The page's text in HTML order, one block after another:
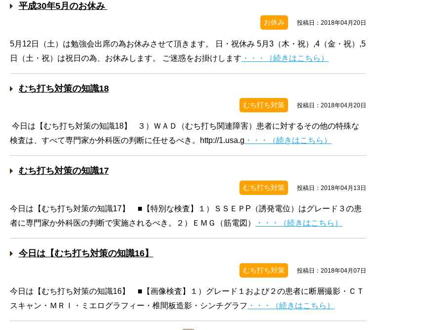
平成30年5月のお休み
お休み 投稿日：2018年04月20日
5月12日（土）は勉強会出席の為お休みさせて頂きます。 日・祝休み 5月3（木・祝）,4（金・祝）,5
日（土・祝）は祝日の為、お休みします。 ご迷惑をお掛けします ・・・（続きはこちら）
むち打ち対策の知識18
むち打ち対策 投稿日：2018年04月20日
今日は【むち打ち対策の知識18】 ３）ＷＡＤ（むち打ち関連障害）患者に対するその他の特殊な
検査は、すべて専門家か外科医の判断に任せるべき。http://1.usa.g ・・・（続きはこちら）
むち打ち対策の知識17
むち打ち対策 投稿日：2018年04月13日
今日は【むち打ち対策の知識17】 ■【特別な検査】１）ＳＳＥＰP（誘発電位）はグレード３の患
者に専門家か外科医の判断で実施されるべき。２）ＥＭＧ（筋電図）
・・・（続きはこちら）
今日は【むち打ち対策の知識16】
むち打ち対策 投稿日：2018年04月07日
今日は【むち打ち対策の知識16】 ■【画像検査】１）グレード１および２の患者に断層撮影・ＣＴ
スキャン・ＭＲＩ・ミエログラフィー・椎間板造影・シンチグラフ ・・・（続きはこちら）